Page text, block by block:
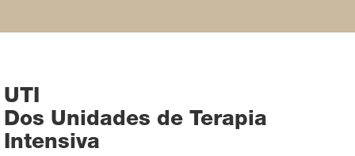
UTI
Dos Unidades de Terapia
Intensiva